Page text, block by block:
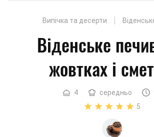
Випічка та десерти
Віденське
жовтках і
4 середньо
5